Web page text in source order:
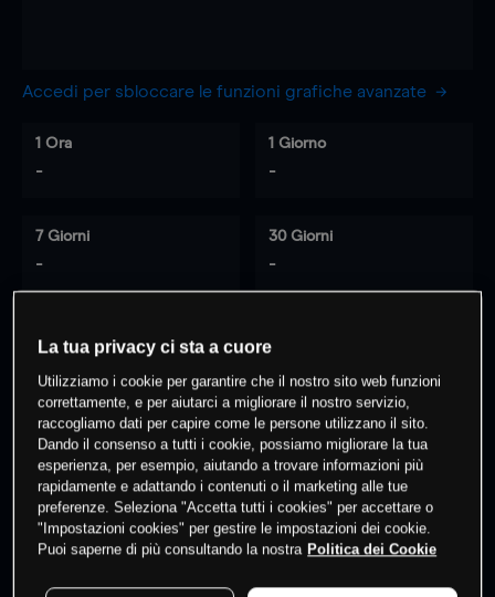
Accedi per sbloccare le funzioni grafiche avanzate
1 Ora
-
1 Giorno
-
7 Giorni
-
30 Giorni
-
0 % dei clienti hanno posizioni
questo prodotto
Fai trading
La tua privacy ci sta a cuore
Utilizziamo i cookie per garantire che il nostro sito web funzioni
correttamente, e per aiutarci a migliorare il nostro servizio,
raccogliamo dati per capire come le persone utilizzano il sito.
Dando il consenso a tutti i cookie, possiamo migliorare la tua
esperienza, per esempio, aiutando a trovare informazioni più
rapidamente e adattando i contenuti o il marketing alle tue
preferenze. Seleziona "Accetta tutti i cookies" per accettare o
"Impostazioni cookies" per gestire le impostazioni dei cookie.
Puoi saperne di più consultando la nostra Politica dei Cookie